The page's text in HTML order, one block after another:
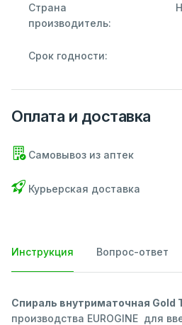
Страна
производитель:
Срок годности:
Оплата и доставка
Самовывоз из аптек
Курьерская доставка
Инструкция Вопрос-ответ
Спираль внутриматочная Gold
производства EUROGINE для